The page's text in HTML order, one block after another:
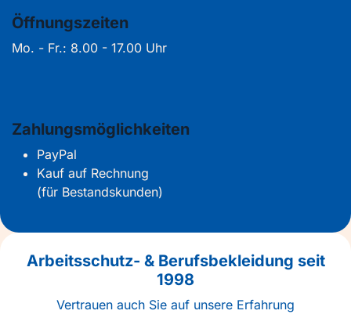
Öffnungszeiten
Mo. - Fr.: 8.00 - 17.00 Uhr
Zahlungsmöglichkeiten
PayPal
Kauf auf Rechnung
(für Bestandskunden)
Arbeitsschutz- & Berufsbekleidung seit
1998
Vertrauen auch Sie auf unsere Erfahrung